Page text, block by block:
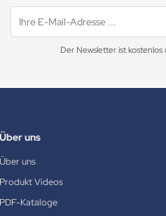
Der Newsletter ist
Über uns
Über uns
Produkt Videos
PDF-Kataloge